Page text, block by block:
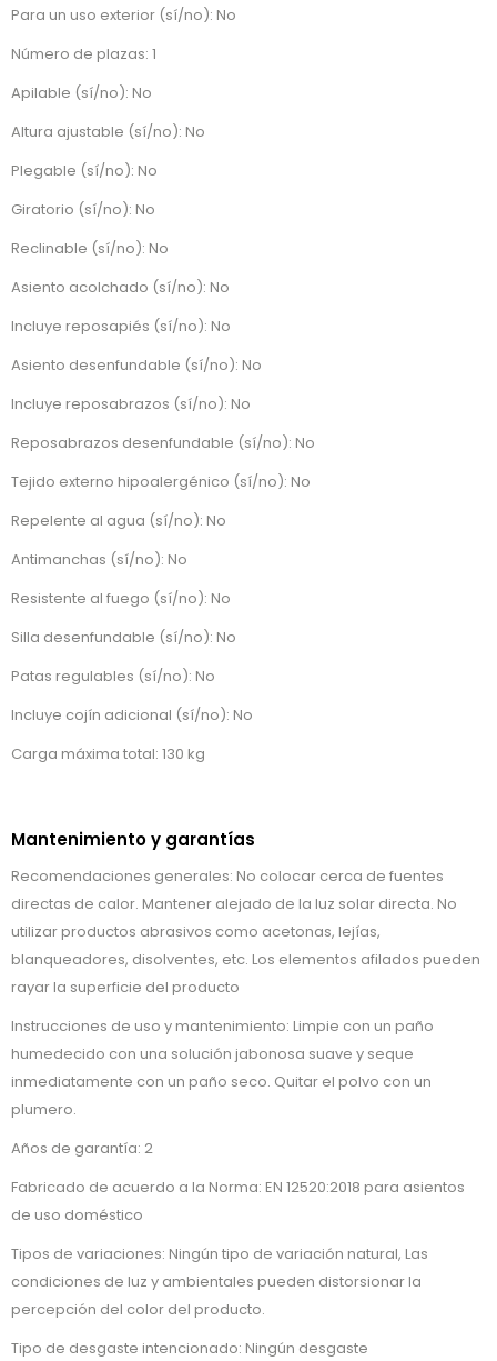
Para un uso exterior (sí/no): No
Número de plazas: 1
Apilable (sí/no): No
Altura ajustable (sí/no): No
Plegable (sí/no): No
Giratorio (sí/no): No
Reclinable (sí/no): No
Asiento acolchado (sí/no): No
Incluye reposapiés (sí/no): No
Asiento desenfundable (sí/no): No
Incluye reposabrazos (sí/no): No
Reposabrazos desenfundable (sí/no): No
Tejido externo hipoalergénico (sí/no): No
Repelente al agua (sí/no): No
Antimanchas (sí/no): No
Resistente al fuego (sí/no): No
Silla desenfundable (sí/no): No
Patas regulables (sí/no): No
Incluye cojín adicional (sí/no): No
Carga máxima total: 130 kg
Mantenimiento y garantías
Recomendaciones generales: No colocar cerca de fuentes
directas de calor. Mantener alejado de la luz solar directa. No
utilizar productos abrasivos como acetonas, lejías,
blanqueadores, disolventes, etc. Los elementos afilados pueden
rayar la superficie del producto
Instrucciones de uso y mantenimiento: Limpie con un paño
humedecido con una solución jabonosa suave y seque
inmediatamente con un paño seco. Quitar el polvo con un
plumero.
Años de garantía: 2
Fabricado de acuerdo a la Norma: EN 12520:2018 para asientos
de uso doméstico
Tipos de variaciones: Ningún tipo de variación natural, Las
condiciones de luz y ambientales pueden distorsionar la
percepción del color del producto.
Tipo de desgaste intencionado: Ningún desgaste